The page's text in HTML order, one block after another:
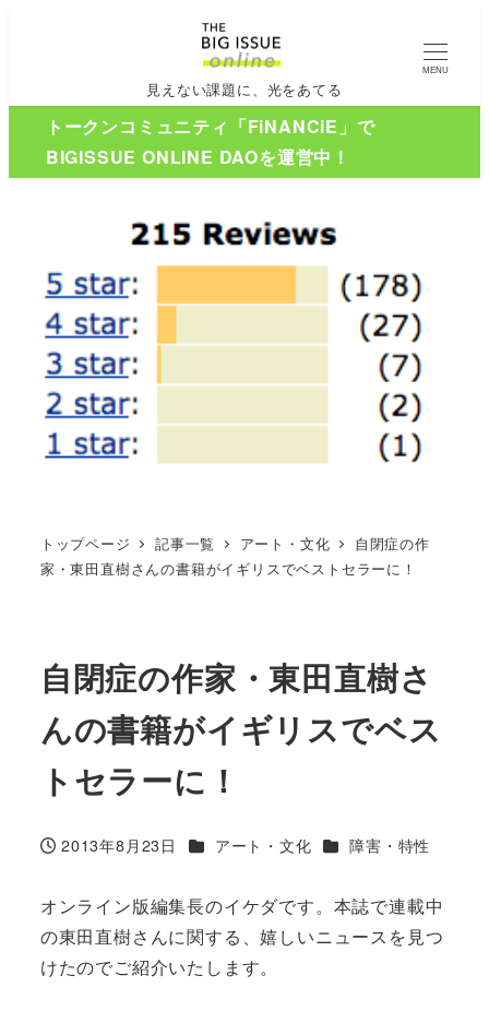
見えない課題に、光をあてる
MENU
トークンコミュニティ「FiNANCiE」で
BIGISSUE ONLINE DAOを運営中！
トップページ 記事一覧 アート・文化
自閉症の作
家・東田直樹さんの書籍がイギリスでベストセラーに！
自閉症の作家・東田直樹さ
んの書籍がイギリスでベス
トセラーに！
投稿日
2013年8月23日 カテゴリー
アート・文化 カテゴリー
障害・特性
オンライン版編集長のイケダです。本誌で連載中
の東田直樹さんに関する、嬉しいニュースを見つ
けたのでご紹介いたします。